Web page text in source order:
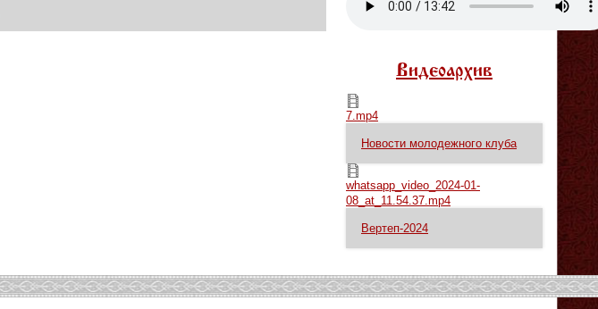
Видеоархив
7.mp4
7.mp4
Новости молодежного клуба
whatsapp_video_2024-01-08_at_11.54.37.mp4
whatsapp_video_2024-01-
08_at_11.54.37.mp4
Вертеп-2024